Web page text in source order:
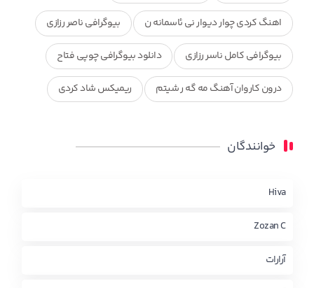
اهنگ کردی چوار دیوار نی ئاسمانه ن بیوگرافی ناصر رزازی
بیوگرافی کامل ناسر رزازی دانلود بیوگرافی چوپی فتاح
درون کاروان آهنگ مه گه ر شیتم ریمیکس شاد کردی
محمد جزا
چاو من
خوانندگان
Hiva
Zozan C
آرارات